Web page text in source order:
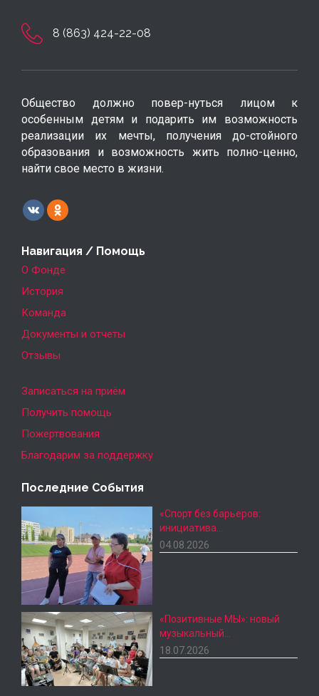
8 (863) 424-22-08
Общество должно повер-нуться лицом к
особенным детям и подарить им возможность
реализации их мечты, получения до-стойного
образования и возможность жить полно-ценно,
найти свое место в жизни.
Навигация / Помощь
О Фонде
История
Команда
Документы и отчеты
Отзывы
Записаться на приём
Получить помощь
Пожертвования
Благодарим за поддержку
Последние События
«Спорт без барьеров:
инициатива…
04.08.2026
«Позитивные МЫ»: новый
музыкальный…
18.07.2026